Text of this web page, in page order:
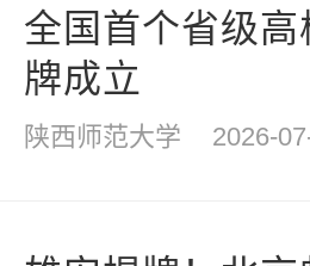
全国首个省级
牌成立
陕西师范大学 2026-